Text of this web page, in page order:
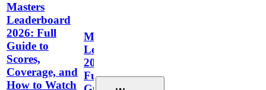
Masters
Leaderboard
2026: Full
Guide to
Scores,
Coverage, and
How to Watch
Masters
Leaderboard
2026:
Full